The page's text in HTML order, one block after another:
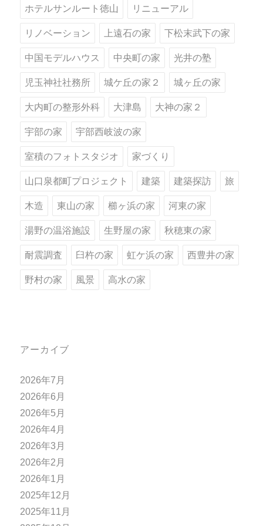
ホテルサンルート徳山 リニューアル
リノベーション 上遠石の家 下松末武下の家
中国モデルハウス 中央町の家 光井の塾
児玉神社社務所 城ケ丘の家２ 城ヶ丘の家
大内町の整形外科 大津島 大神の家２
宇部の家 宇部西岐波の家
室積のフォトスタジオ 家づくり
山口泉都町プロジェクト 建築 建築探訪 旅
木造 東山の家 櫛ヶ浜の家 河東の家
湯野の温浴施設 生野屋の家 秋穂東の家
耐震調査 臼杵の家 虹ケ浜の家 西豊井の家
野村の家 風景 高水の家
アーカイブ
2026年7月
2026年6月
2026年5月
2026年4月
2026年3月
2026年2月
2026年1月
2025年12月
2025年11月